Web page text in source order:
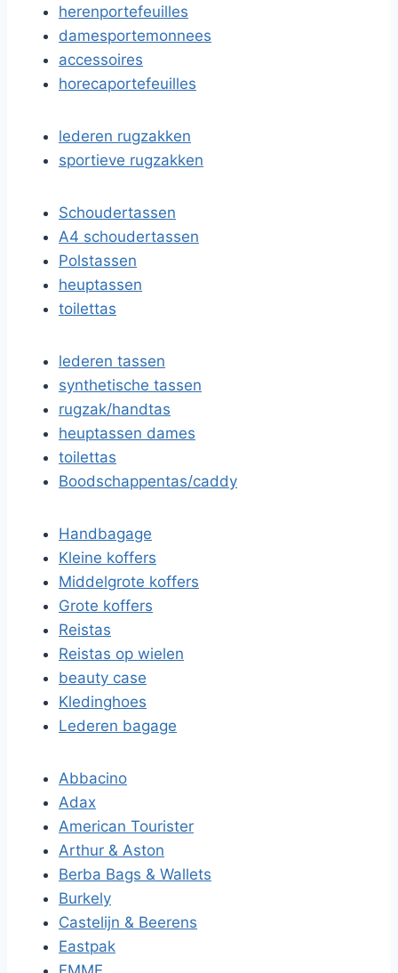
herenportefeuilles
damesportemonnees
accessoires
horecaportefeuilles
lederen rugzakken
sportieve rugzakken
Schoudertassen
A4 schoudertassen
Polstassen
heuptassen
toilettas
lederen tassen
synthetische tassen
rugzak/handtas
heuptassen dames
toilettas
Boodschappentas/caddy
Handbagage
Kleine koffers
Middelgrote koffers
Grote koffers
Reistas
Reistas op wielen
beauty case
Kledinghoes
Lederen bagage
Abbacino
Adax
American Tourister
Arthur & Aston
Berba Bags & Wallets
Burkely
Castelijn & Beerens
Eastpak